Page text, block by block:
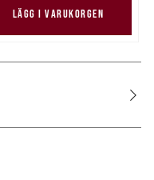
LÄGG I VARUKORGEN